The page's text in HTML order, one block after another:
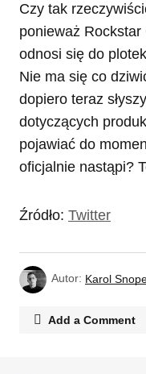
Czy tak
ponieważ
odnosi się do
Nie ma się co
dopiero teraz
dotyczących
pojawiać do
oficjalnie nastąpi?
Źródło: Twitter
Autor: Karol
Add a Comment